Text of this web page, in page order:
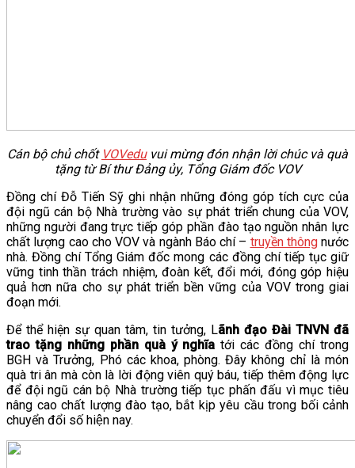
Cán bộ chủ chốt VOVeduvui mừng đón nhận lời chúc và quà
tặng từ Bí thư Đảng ủy, Tổng Giám đốc VOV
Đồng chí Đỗ Tiến Sỹ ghi nhận những đóng góp tích cực của
đội ngũ cán bộ Nhà trường vào sự phát triển chung của VOV,
những người đang trực tiếp góp phần đào tạo nguồn nhân lực
chất lượng cao cho VOV và ngành Báo chí – truyền thôngnước
nhà. Đồng chí Tổng Giám đốc mong các đồng chí tiếp tục giữ
vững tinh thần trách nhiệm, đoàn kết, đổi mới, đóng góp hiệu
quả hơn nữa cho sự phát triển bền vững của VOV trong giai
đoạn mới.
Để thể hiện sự quan tâm, tin tưởng, Lãnh đạo Đài TNVN đã
trao tặng những phần quà ý nghĩa tới các đồng chí trong
BGH và Trưởng, Phó các khoa, phòng. Đây không chỉ là món
quà tri ân mà còn là lời động viên quý báu, tiếp thêm động lực
để đội ngũ cán bộ Nhà trường tiếp tục phấn đấu vì mục tiêu
nâng cao chất lượng đào tạo, bắt kịp yêu cầu trong bối cảnh
chuyển đổi số hiện nay.